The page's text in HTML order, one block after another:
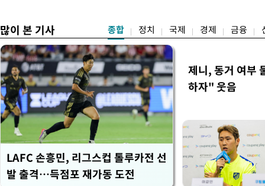
많이 본 기사 종합 정치 국제 경제 금융
LAFC 손흥민, 리그스컵 톨루카전 선
발 출격…득점포 재가동 도전
제니, 동거 여부
하자" 웃음